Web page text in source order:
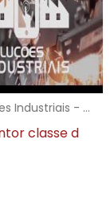
Soluções Industriais - AC
classe d